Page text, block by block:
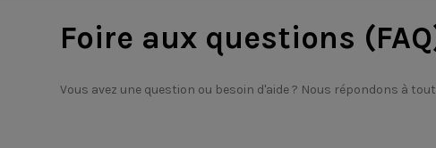
Foire aux questions
Vous avez une question ou besoin d'aide ? Nous répondons à